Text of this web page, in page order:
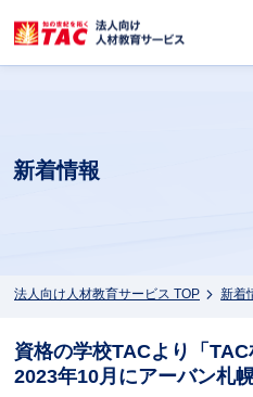
新着情報
法人向け人材教育サービス TOP 新着
資格の学校TACより「
2023年10月にアーバン札